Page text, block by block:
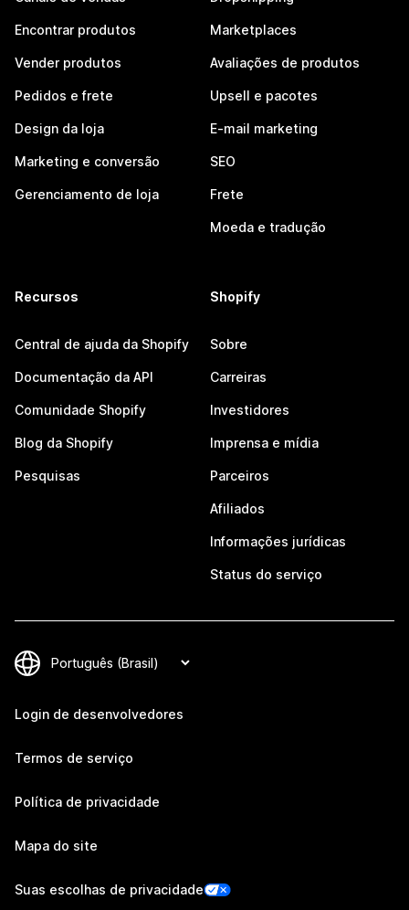
Encontrar produtos
Vender produtos
Pedidos e frete
Design da loja
Marketing e conversão
Gerenciamento de loja
Marketplaces
Avaliações de produtos
Upsell e pacotes
E-mail marketing
SEO
Frete
Moeda e tradução
Recursos
Central de ajuda da Shopify
Documentação da API
Comunidade Shopify
Blog da Shopify
Pesquisas
Shopify
Sobre
Carreiras
Investidores
Imprensa e mídia
Parceiros
Afiliados
Informações jurídicas
Status do serviço
Login de desenvolvedores
Termos de serviço
Política de privacidade
Mapa do site
Suas escolhas de privacidade